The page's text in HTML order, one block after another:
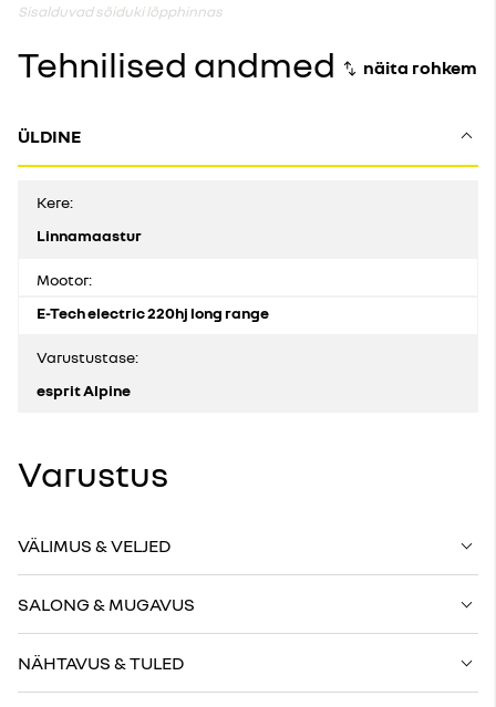
Sisalduvad sõiduki lõpphinnas
Tehnilised andmed
ÜLDINE
Kere:
Linnamaastur
Mootor:
E-Tech electric 220hj long range
Varustustase:
esprit Alpine
Varustus
VÄLIMUS & VELJED
SALONG & MUGAVUS
NÄHTAVUS & TULED